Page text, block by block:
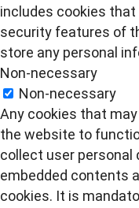
includes cookies
security features of
store any personal
Non-necessary
Non-necessary
Any cookies that
the website to
collect user personal
embedded contents
cookies. It is